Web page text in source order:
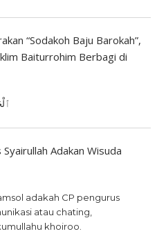
“Sodakoh Baju Barokah”,
Baiturrohim Berbagi di
Adakan Wisuda
adakah CP pengurus
atau chating,
khoiroo.